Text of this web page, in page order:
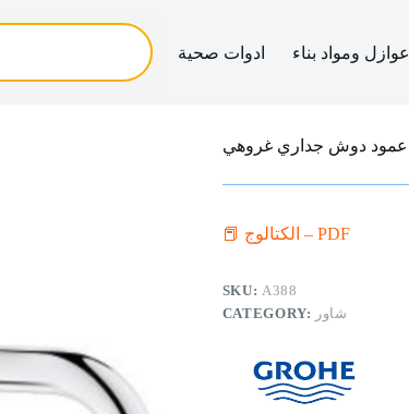
ادوات صحية عوازل ومواد بناء
عمود دوش جداري غروهي
📕 الكتالوج – PDF
SKU: A388
CATEGORY: شاور